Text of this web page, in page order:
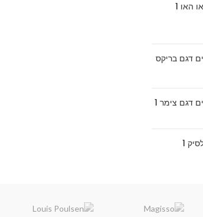
האו 1
דגם בריקס
דגם צימר 1
1